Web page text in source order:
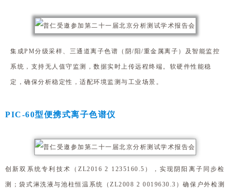
集成PM分级采样、三通道离子色谱（阴/阳/重金属离子）及智能监控
系统，支持无人值守监测，数据实时上传远程终端。软硬件性能稳
定，确保分析稳定性，适配环境监测与工业场景。
PIC-60型便携式离子色谱仪
创新双系统专利技术（ZL2016 2 1235160.5），实现阴阳离子同步检
测；袋式淋洗液与池柱恒温系统（ZL2008 2 0019630.3）确保户外检测